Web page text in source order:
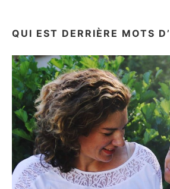
QUI EST DERRIÈRE MOTS